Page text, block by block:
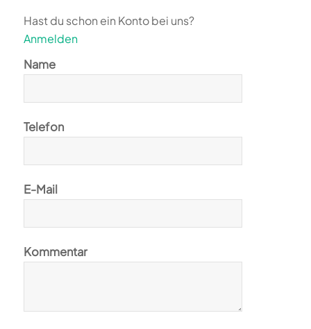
Hast du schon ein Konto bei uns?
Anmelden
Name
Telefon
E-Mail
Kommentar